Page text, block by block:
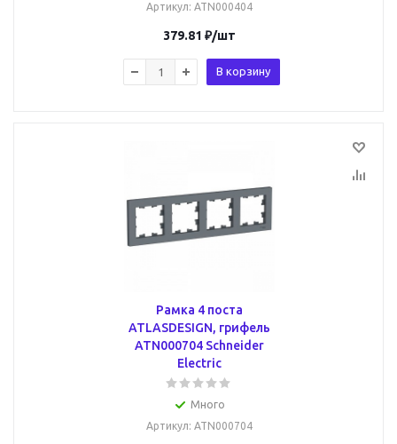
Артикул: ATN000404
379.81 ₽/шт
В корзину
Рамка 4 поста
ATLASDESIGN, грифель
ATN000704 Schneider
Electric
Много
Артикул: ATN000704